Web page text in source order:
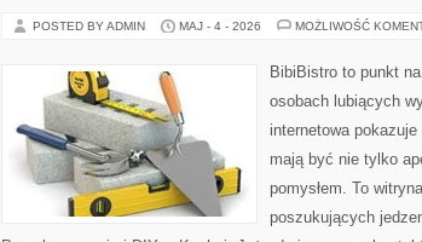
POSTED BY ADMIN MAJ - 4 - 2026 MOŻLIWOŚĆ
BibiBistro to punkt
osobach lubiących
internetowa
mają być nie tylko
pomysłem. To
poszukujących